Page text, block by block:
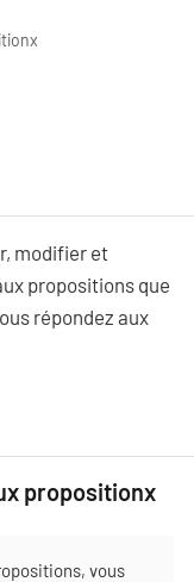
modifier et
propositions que
répondez aux
propositionx
vous